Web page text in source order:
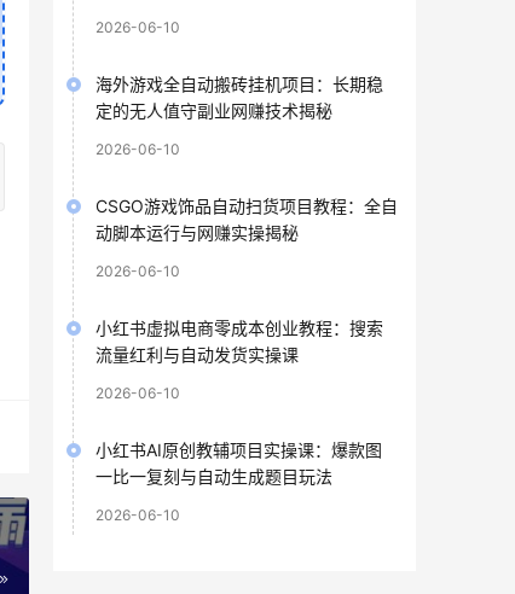
2026-06-10
海外游戏全自动搬砖挂机项目：长期稳
定的无人值守副业网赚技术揭秘
2026-06-10
CSGO游戏饰品自动扫货项目教程：全自
动脚本运行与网赚实操揭秘
2026-06-10
小红书虚拟电商零成本创业教程：搜索
流量红利与自动发货实操课
2026-06-10
小红书AI原创教辅项目实操课：爆款图
一比一复刻与自动生成题目玩法
2026-06-10